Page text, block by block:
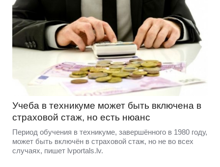
Учеба в техникуме может быть включена в
страховой стаж, но есть нюанс
Период обучения в техникуме, завершённого в 1980 году,
может быть включён в страховой стаж, но не во всех
случаях, пишет lvportals.lv.